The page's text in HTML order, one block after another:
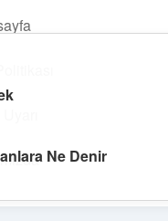
Ne Denir